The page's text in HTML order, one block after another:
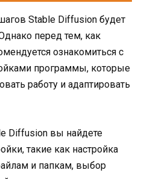
Stable Diffusion будет
перед тем, как
ознакомиться с
программы, которые
работу и адаптировать
Diffusion вы найдете
такие как настройка
и папкам, выбор